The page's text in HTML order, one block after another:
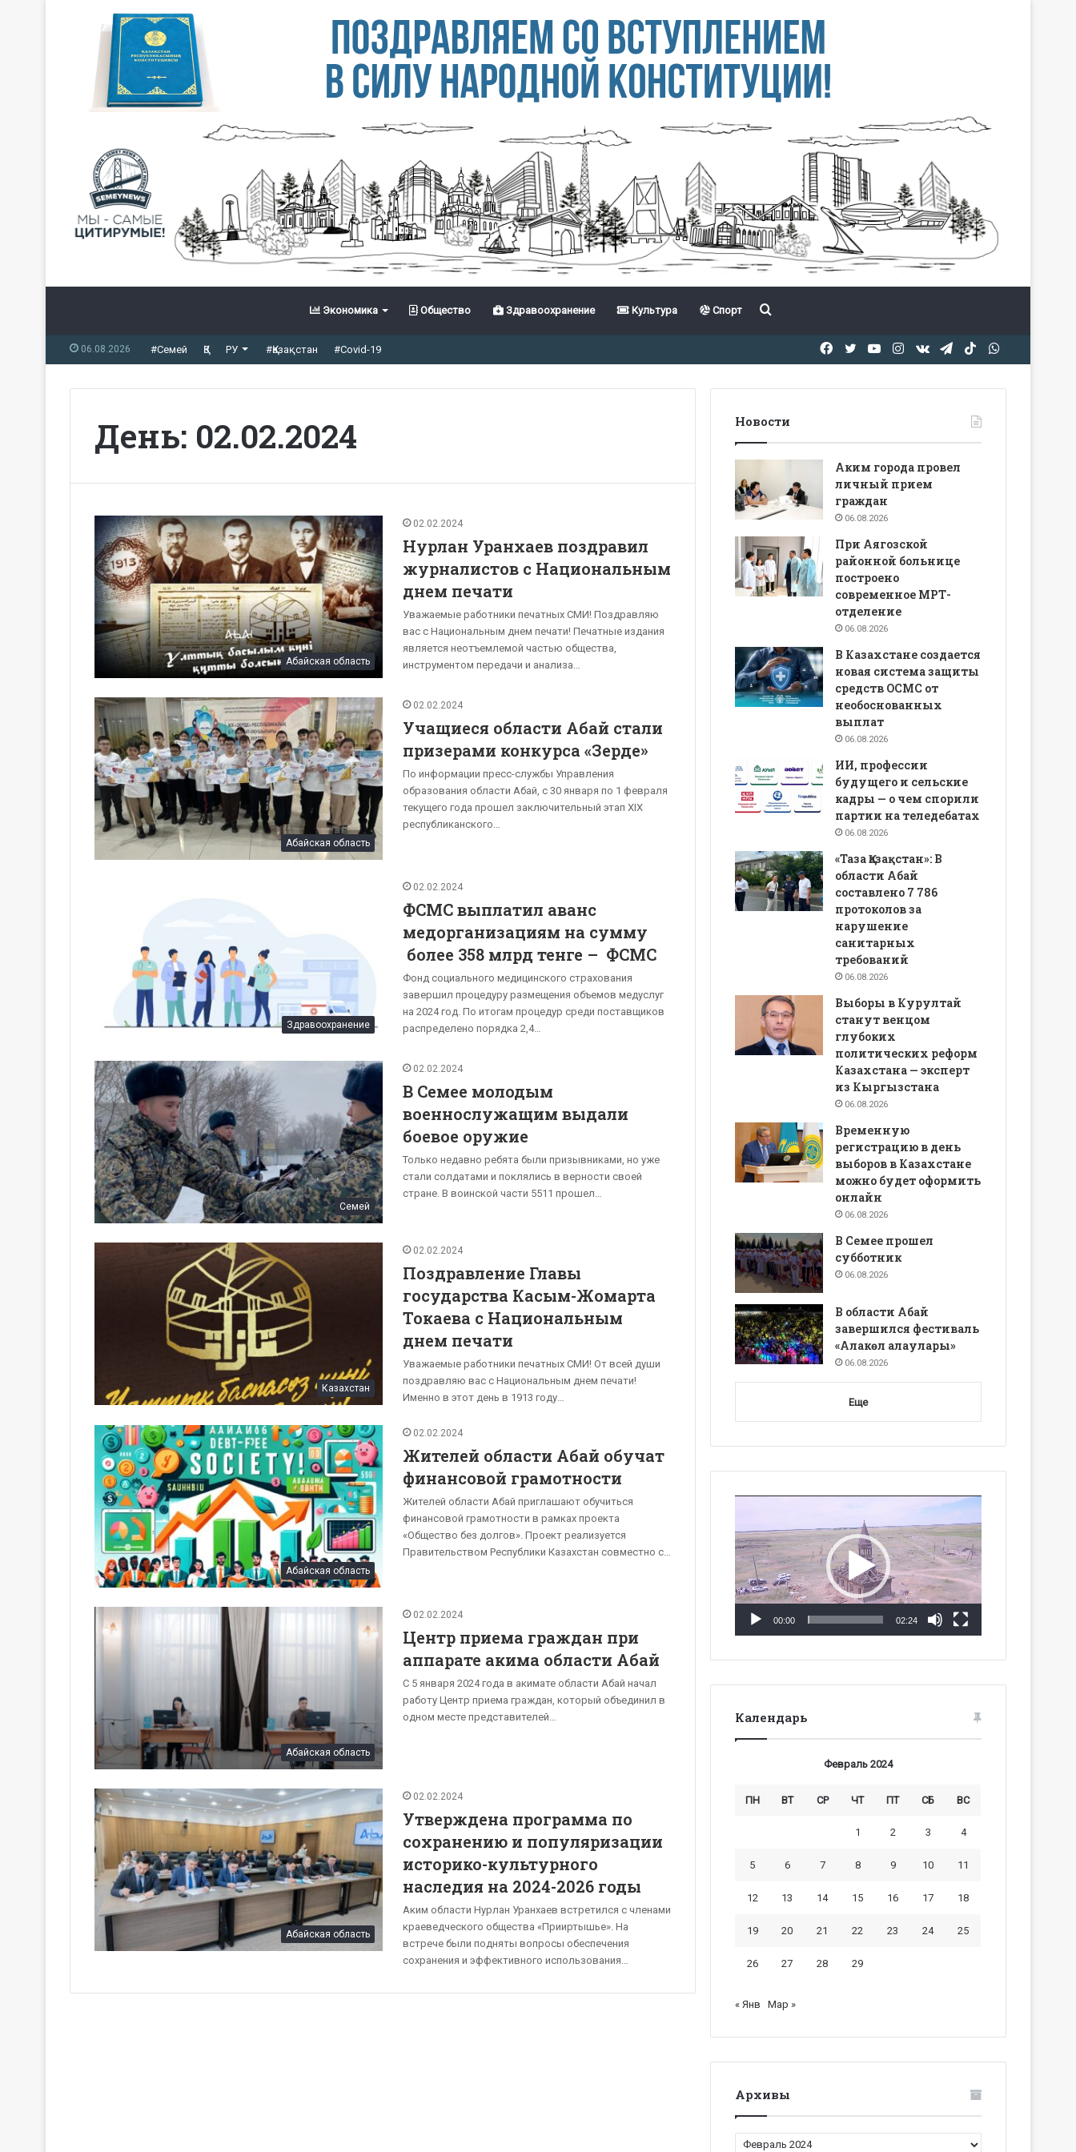
Экономика Общество Здравоохранение Культура Спорт Іздеу
06.08.2026 #Семей ҚЗ РУ #Қазақстан #Covid-19 TikTok
Telegram
vk.com
Instagram
YouTube
Twitter
Facebook
День: 02.02.2024
Абайская область
02.02.2024
Нурлан Уранхаев поздравил
журналистов с Национальным
днем печати
Уважаемые работники печатных СМИ! Поздравляю
вас с Национальным днем печати! Печатные издания
является неотъемлемой частью общества,
инструментом передачи и анализа…
Абайская область
02.02.2024
Учащиеся области Абай стали
призерами конкурса «Зерде»
По информации пресс-службы Управления
образования области Абай, с 30 января по 1 февраля
текущего года прошел заключительный этап XIX
республиканского…
Здравоохранение
02.02.2024
ФСМС выплатил аванс
медорганизациям на сумму
более 358 млрд тенге – ФСМС
Фонд социального медицинского страхования
завершил процедуру размещения объемов медуслуг
на 2024 год. По итогам процедур среди поставщиков
распределено порядка 2,4…
Семей
02.02.2024
В Семее молодым
военнослужащим выдали
боевое оружие
Только недавно ребята были призывниками, но уже
стали солдатами и поклялись в верности своей
стране. В воинской части 5511 прошел…
Казахстан
02.02.2024
Поздравление Главы
государства Касым-Жомарта
Токаева с Национальным
днем печати
Уважаемые работники печатных СМИ! От всей души
поздравляю вас с Национальным днем печати!
Именно в этот день в 1913 году…
Абайская область
02.02.2024
Жителей области Абай обучат
финансовой грамотности
Жителей области Абай приглашают обучиться
финансовой грамотности в рамках проекта
«Общество без долгов». Проект реализуется
Правительством Республики Казахстан совместно с…
Абайская область
02.02.2024
Центр приема граждан при
аппарате акима области Абай
С 5 января 2024 года в акимате области Абай начал
работу Центр приема граждан, который объединил в
одном месте представителей…
Абайская область
02.02.2024
Утверждена программа по
сохранению и популяризации
историко-культурного
наследия на 2024-2026 годы
Аким области Нурлан Уранхаев встретился с членами
краеведческого общества «Прииртышье». На
встрече были подняты вопросы обеспечения
сохранения и эффективного использования…
Новости
Аким города провел
личный прием
граждан
06.08.2026
При Аягозской
районной больнице
построено
современное МРТ-
отделение
06.08.2026
В Казахстане создается
новая система защиты
средств ОСМС от
необоснованных
выплат
06.08.2026
ИИ, профессии
будущего и сельские
кадры — о чем спорили
партии на теледебатах
06.08.2026
«Таза Қазақстан»: В
области Абай
составлено 7 786
протоколов за
нарушение
санитарных
требований
06.08.2026
Выборы в Курултай
станут венцом
глубоких
политических реформ
Казахстана — эксперт
из Кыргызстана
06.08.2026
Временную
регистрацию в день
выборов в Казахстане
можно будет оформить
онлайн
06.08.2026
В Семее прошел
субботник
06.08.2026
В области Абай
завершился фестиваль
«Алакөл алаулары»
06.08.2026
Еще
00:00 02:24
Календарь
Февраль 2024
ПН ВТ СР ЧТ ПТ СБ ВС
1 2 3 4
5 6 7 8 9 10 11
12 13 14 15 16 17 18
19 20 21 22 23 24 25
26 27 28 29
« Янв Мар »
Архивы
Архивы